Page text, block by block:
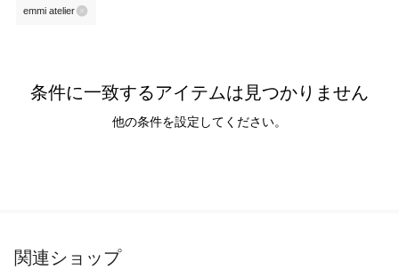
emmi atelier
条件に一致するアイテムは見つかりません
他の条件を設定してください。
関連ショップ